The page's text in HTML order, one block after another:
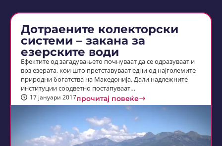
Дотраените колекторски
системи – закана за
езерските води
Ефектите од загадувањето почнуваат да се одразуваат и
врз езерата, кои што претставуваат едни од најголемите
природни богатства на Македонија. Дали надлежните
институции соодветно постапуваат…
17 јануари 2017прочитај повеќе